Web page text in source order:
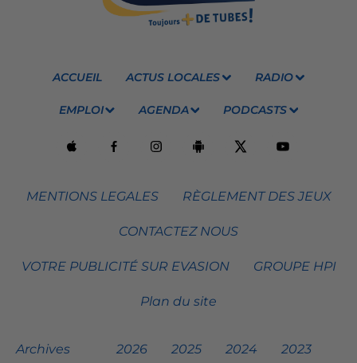
ACCUEIL ACTUS LOCALES RADIO
EMPLOI AGENDA PODCASTS
MENTIONS LEGALES RÈGLEMENT DES JEUX
CONTACTEZ NOUS
VOTRE PUBLICITÉ SUR EVASION GROUPE HPI
Plan du site
Archives 2026 2025 2024 2023